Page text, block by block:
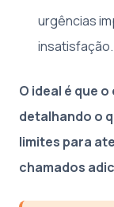
urgências
insatisfação.
O ideal é que
detalhando o
limites para
chamados